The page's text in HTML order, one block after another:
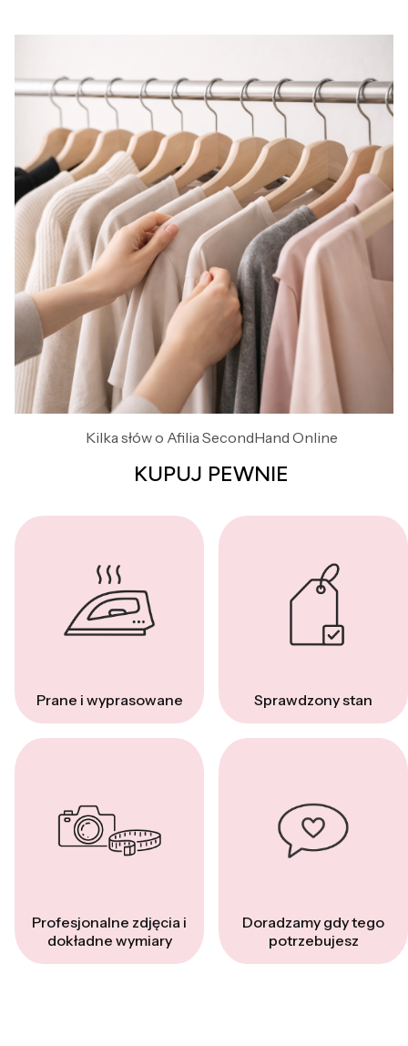
Kilka słów o Afilia SecondHand Online
KUPUJ PEWNIE
Prane i wyprasowane Sprawdzony stan
Profesjonalne zdjęcia i
dokładne wymiary
Doradzamy gdy tego
potrzebujesz